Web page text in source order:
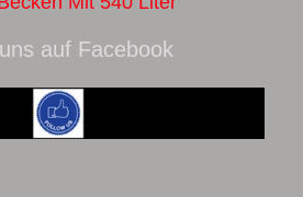
auf Facebook